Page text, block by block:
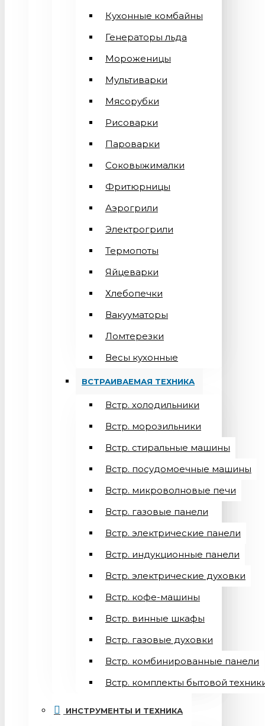
Кухонные комбайны
Генераторы льда
Мороженицы
Мультиварки
Мясорубки
Рисоварки
Пароварки
Соковыжималки
Фритюрницы
Аэрогрили
Электрогрили
Термопоты
Яйцеварки
Хлебопечки
Вакууматоры
Ломтерезки
Весы кухонные
ВСТРАИВАЕМАЯ ТЕХНИКА
Встр. холодильники
Встр. морозильники
Встр. стиральные машины
Встр. посудомоечные машины
Встр. микроволновые печи
Встр. газовые панели
Встр. электрические панели
Встр. индукционные панели
Встр. электрические духовки
Встр. кофе-машины
Встр. винные шкафы
Встр. газовые духовки
Встр. комбинированные панели
Встр. комплекты бытовой
ИНСТРУМЕНТЫ И ТЕХНИКА